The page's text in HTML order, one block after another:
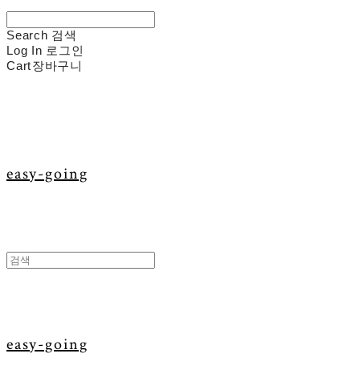
Search 검색
Log In 로그인
Cart장바구니
easy-going
easy-going